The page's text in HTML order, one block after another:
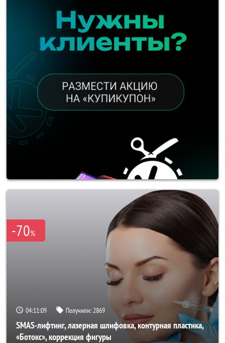
-70%
04:11:07 Получили: 2869
SMAS-лифтинг, лазерная шлифовка, контурная пластика,
«Ботокс», коррекция фигуры